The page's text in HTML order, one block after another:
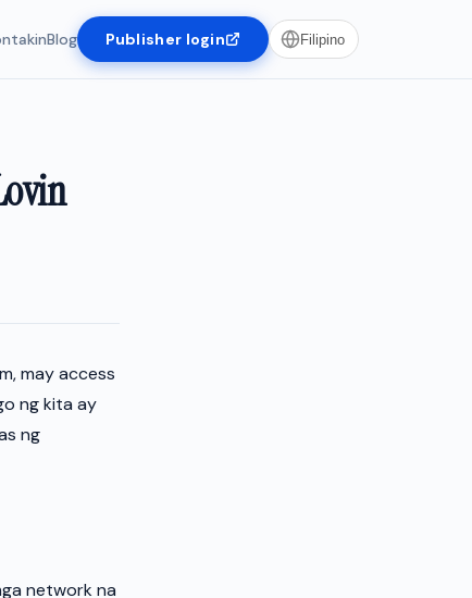
Blog Publisher login Filipino
may access
ng kita ay
ng
network na